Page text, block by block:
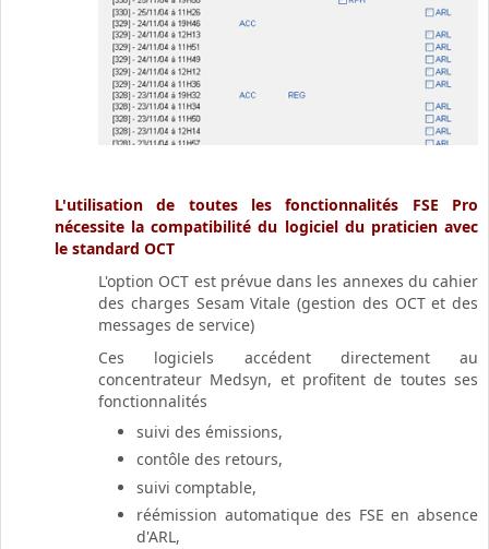
L'utilisation de toutes les fonctionnalités FSE Pro
nécessite la compatibilité du logiciel du praticien avec
le standard OCT
L'option OCT est prévue dans les annexes du cahier
des charges Sesam Vitale (gestion des OCT et des
messages de service)
Ces logiciels accédent directement au
concentrateur Medsyn, et profitent de toutes ses
fonctionnalités
suivi des émissions,
contôle des retours,
suivi comptable,
réémission automatique des FSE en absence
d'ARL,